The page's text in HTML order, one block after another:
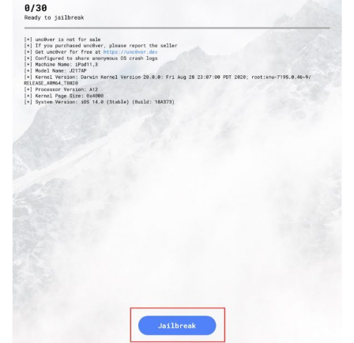
投
稿
每
好